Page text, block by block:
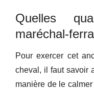
Quelles
maréchal-
Pour exercer cet
cheval, il faut savoir
manière de le